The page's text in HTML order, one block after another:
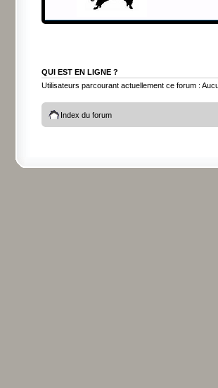
QUI EST EN LIGNE ?
Utilisateurs parcourant actuellement ce forum :
Index du forum